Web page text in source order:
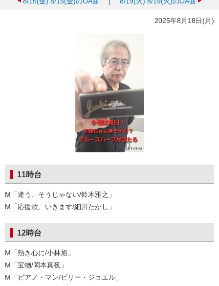
2025年8月18日(月)
11時台
M「違う、そうじゃない/鈴木雅之」
M「応援歌、いきます/細川たかし」
12時台
M「熱き心に/小林旭」
M「宝物/岡本真夜」
M「ピアノ・マン/ビリー・ジョエル」